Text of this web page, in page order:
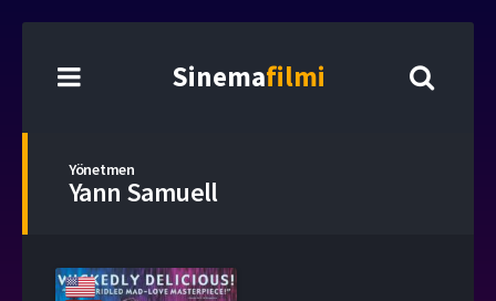
Sinemafilmi
Yönetmen
Yann Samuell